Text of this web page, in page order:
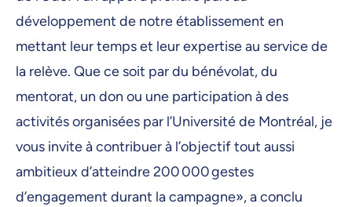
développement de notre établissement en
mettant leur temps et leur expertise au service de
la relève. Que ce soit par du bénévolat, du
mentorat, un don ou une participation à des
activités organisées par l’Université de Montréal, je
vous invite à contribuer à l’objectif tout aussi
ambitieux d’atteindre 200 000 gestes
d’engagement durant la campagne», a conclu